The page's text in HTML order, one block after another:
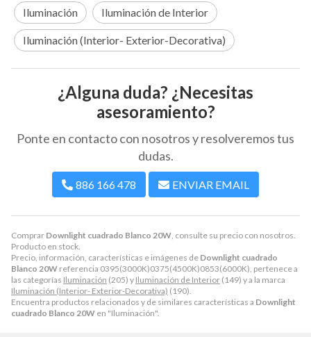
Comprar Downlight cuadrado Blanco 20W, consulte su precio con nosotros.
Producto en stock.
Precio, información, características e imágenes de Downlight cuadrado
Blanco 20W referencia 0395(3000K)0375(4500K)0853(6000K), pertenece a
las categorías Iluminación (205) y Iluminación de Interior (149) y a la marca
Iluminación (Interior- Exterior-Decorativa) (190).
Encuentra productos relacionados y de similares características a Downlight
cuadrado Blanco 20W en "Iluminación".
Iluminación
Iluminación de Interior
Iluminación (Interior- Exterior-Decorativa)
¿Alguna duda? ¿Necesitas
asesoramiento?
Ponte en contacto con nosotros y resolveremos tus
dudas.
886 166 478 ENVIAR EMAIL